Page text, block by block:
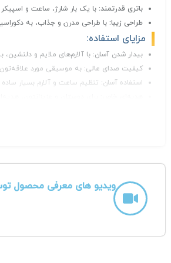
باتری قدرتمند: با یک بار شارژ، ساعت و
طراحی زیبا: با طراحی مدرن و جذاب، به
مزایای استفاده:
بیدار شدن آسان: با آلارم‌های ملایم و دلنشین،
کیفیت صدای عالی: به موسیقی مورد
استفاده آسان: تنظیم ساعت و آلارم بسیار
ویدیو های معرفی محصول